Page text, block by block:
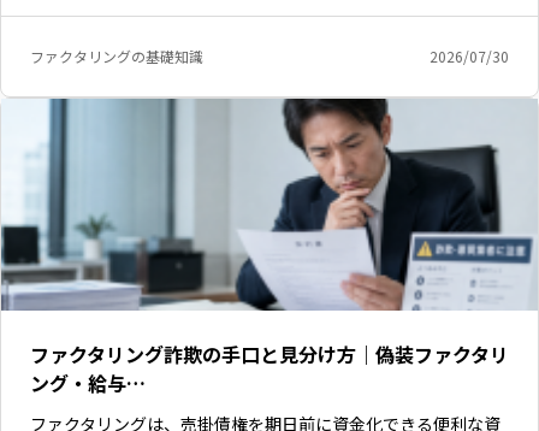
ファクタリングの基礎知識 2026/07/30
ファクタリング詐欺の手口と見分け方｜偽装ファクタリ
ング・給与…
ファクタリングは、売掛債権を期日前に資金化できる便利な資